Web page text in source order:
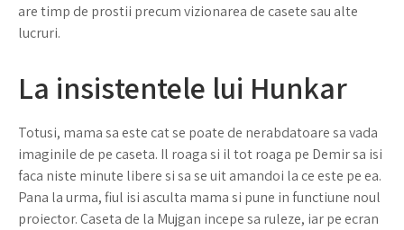
are timp de prostii precum vizionarea de casete sau alte
lucruri.
La insistentele lui Hunkar
Totusi, mama sa este cat se poate de nerabdatoare sa vada
imaginile de pe caseta. Il roaga si il tot roaga pe Demir sa isi
faca niste minute libere si sa se uit amandoi la ce este pe ea.
Pana la urma, fiul isi asculta mama si pune in functiune noul
proiector. Caseta de la Mujgan incepe sa ruleze, iar pe ecran